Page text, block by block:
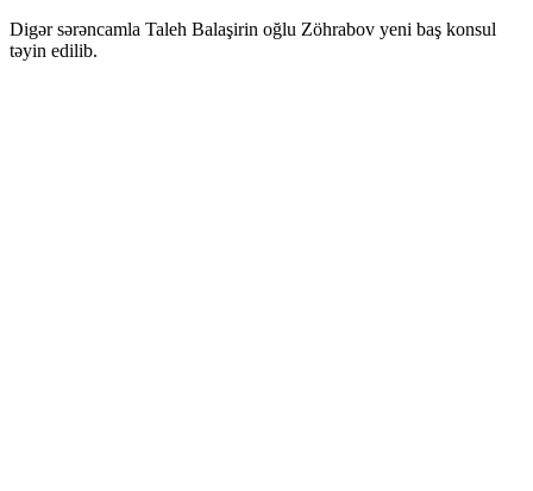
Digər sərəncamla Taleh Balaşirin oğlu Zöhrabov yeni baş konsul
təyin edilib.